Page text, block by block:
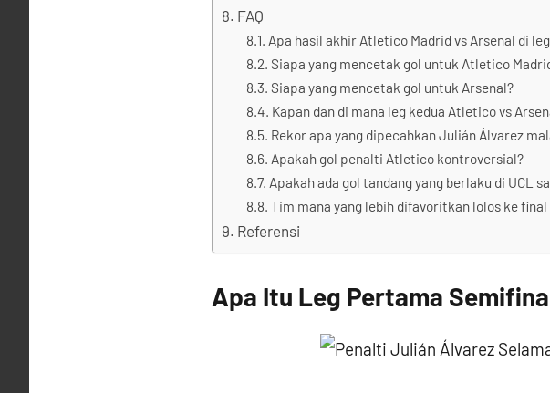
FAQ
Apa hasil akhir Atletico Madrid vs Arsenal di
Siapa yang mencetak gol untuk Atletico
Siapa yang mencetak gol untuk Arsenal?
Kapan dan di mana leg kedua Atletico vs
Rekor apa yang dipecahkan Julián Álvarez
Apakah gol penalti Atletico kontroversial?
Apakah ada gol tandang yang berlaku di UCL
Tim mana yang lebih difavoritkan lolos ke
Referensi
Apa Itu Leg Pertama